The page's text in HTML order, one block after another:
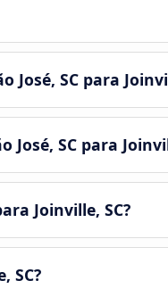
SC para
SC para
Joinville, SC?
SC?